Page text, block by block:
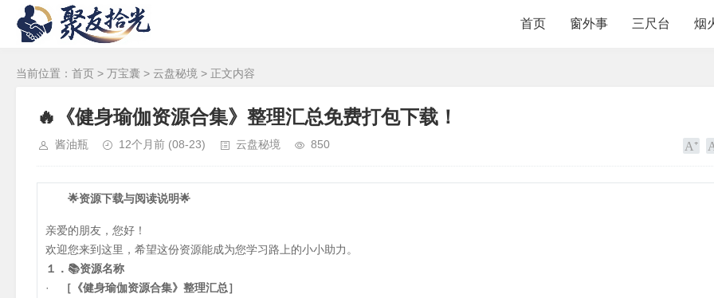
首页 窗外事 三尺台 烟
当前位置： 首页 > 万宝囊 > 云盘秘境 > 正文内容
🔥《健身瑜伽资源合集》整理汇总免费打包下载！
酱油瓶 12个月前 (08-23) 云盘秘境 850
🌟资源下载与阅读说明🌟
亲爱的朋友，您好！
欢迎您来到这里，希望这份资源能成为您学习路上的小小助力。
１．📚资源名称
·
［《健身瑜伽资源合集》整理汇总］